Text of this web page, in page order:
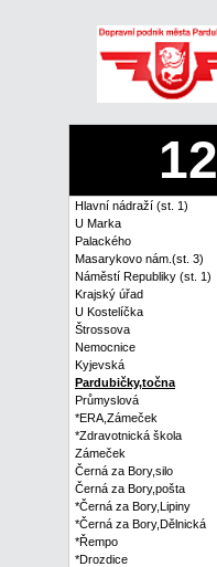
12
Hlavní nádraží (st. 1)
U Marka
Palackého
Masarykovo nám.(st. 3)
Náměstí Republiky (st. 1)
Krajský úřad
U Kostelíčka
Štrossova
Nemocnice
Kyjevská
Pardubičky,točna
Průmyslová
*ERA,Zámeček
*Zdravotnická škola
Zámeček
Černá za Bory,silo
Černá za Bory,pošta
*Černá za Bory,Lipiny
*Černá za Bory,Dělnická
*Řempo
*Drozdice